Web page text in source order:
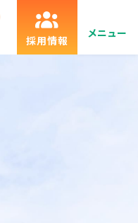
採用情報
メニュー